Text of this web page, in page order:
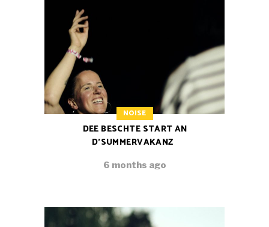
NOISE
DEE BESCHTE START AN
D’SUMMERVAKANZ
6 months ago